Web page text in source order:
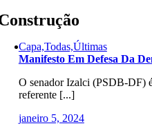
Capa,Todas,Últimas
Manifesto Em Defesa Da
O senador Izalci (PSDB-DF)
referente [...]
janeiro 5, 2024